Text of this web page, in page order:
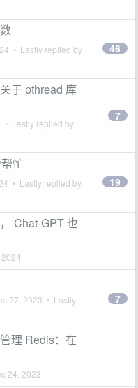
• Lastly replied by 46
于 pthread 库
• Lastly replied by
7
忙
• Lastly replied by 19
Chat-GPT 也
27, 2023 • Lastly
7
理 Redis：在
24, 2023